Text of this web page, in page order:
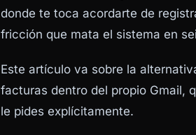
donde te toca acordarte de
fricción que mata el sistema en
Este artículo va sobre la
facturas dentro del propio Gmail,
le pides explícitamente.